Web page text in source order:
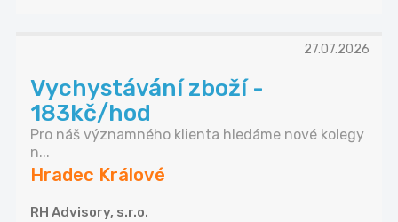
27.07.2026
Vychystávání zboží -
183kč/hod
Pro náš významného klienta hledáme nové kolegy
n...
Hradec Králové
RH Advisory, s.r.o.